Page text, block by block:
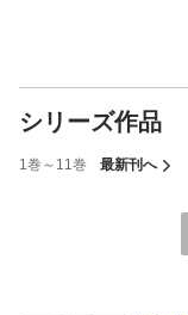
シリーズ作品
1巻～11巻 最新刊へ